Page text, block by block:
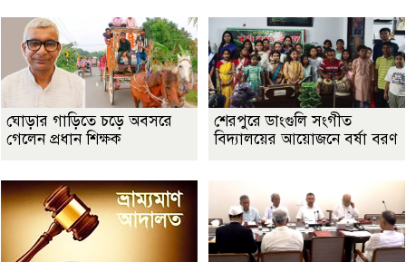
ঘোড়ার গাড়িতে চড়ে অবসরে
গেলেন প্রধান শিক্ষক
শেরপুরে ডাংগুলি সংগীত
বিদ্যালয়ের আয়োজনে বর্ষা বরণ